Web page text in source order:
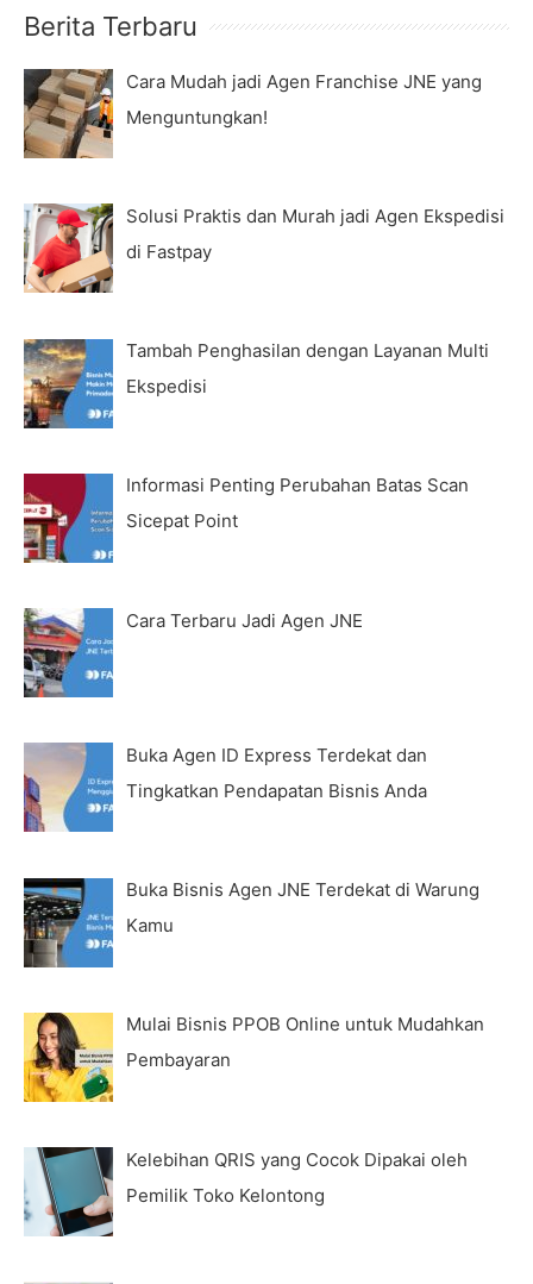
Berita Terbaru
Cara Mudah jadi Agen Franchise JNE yang
Menguntungkan!
Solusi Praktis dan Murah jadi Agen Ekspedisi
di Fastpay
Tambah Penghasilan dengan Layanan Multi
Ekspedisi
Informasi Penting Perubahan Batas Scan
Sicepat Point
Cara Terbaru Jadi Agen JNE
Buka Agen ID Express Terdekat dan
Tingkatkan Pendapatan Bisnis Anda
Buka Bisnis Agen JNE Terdekat di Warung
Kamu
Mulai Bisnis PPOB Online untuk Mudahkan
Pembayaran
Kelebihan QRIS yang Cocok Dipakai oleh
Pemilik Toko Kelontong